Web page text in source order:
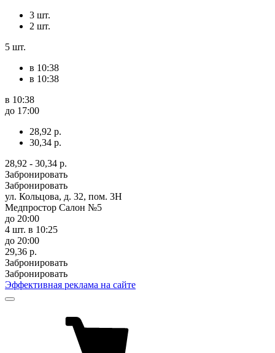
3 шт.
2 шт.
5 шт.
в 10:38
в 10:38
в 10:38
до 17:00
28,92 р.
30,34 р.
28,92 - 30,34 р.
Забронировать
Забронировать
ул. Кольцова, д. 32, пом. 3Н
Медпростор Салон №5
до 20:00
4 шт. в 10:25
до 20:00
29,36 р.
Забронировать
Забронировать
Эффективная реклама на сайте